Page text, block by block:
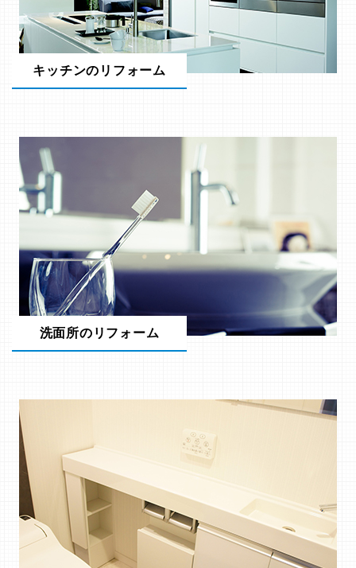
キッチンのリフォーム
洗面所のリフォーム